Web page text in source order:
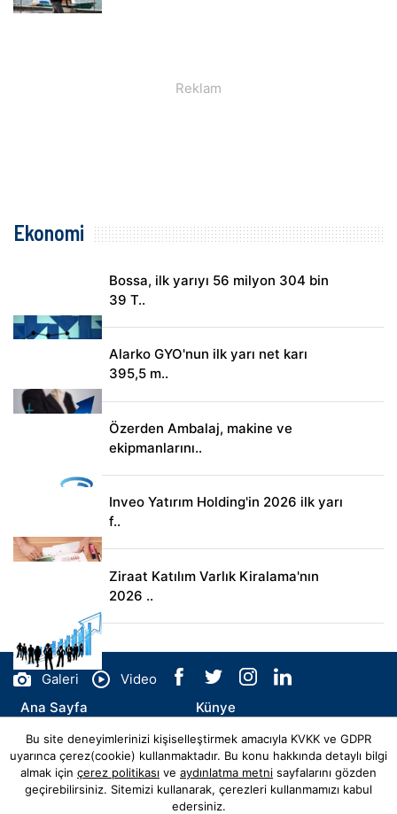
Ekonomi
Bossa, ilk yarıyı 56 milyon 304 bin
39 T..
Alarko GYO'nun ilk yarı net karı
395,5 m..
Özerden Ambalaj, makine ve
ekipmanlarını..
Inveo Yatırım Holding'in 2026 ilk yarı
f..
Ziraat Katılım Varlık Kiralama'nın
2026 ..
Galeri
Video
Ana Sayfa
Künye
İletişim
© Copyright 2026 haberrss.com Tüm Hakları Saklıdır.
Bu site deneyimlerinizi kişiselleştirmek amacıyla KVKK ve GDPR
uyarınca çerez(cookie) kullanmaktadır. Bu konu hakkında detaylı bilgi
almak için çerez politikası ve aydınlatma metni sayfalarını gözden
geçirebilirsiniz. Sitemizi kullanarak, çerezleri kullanmamızı kabul
edersiniz.